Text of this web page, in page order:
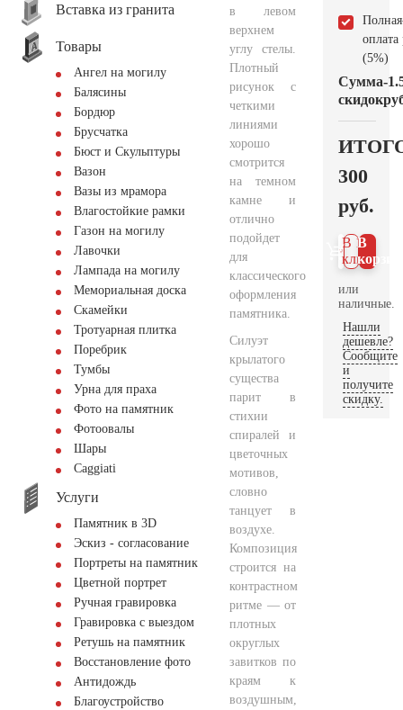
Вставка из гранита
Товары
Ангел на могилу
Балясины
Бордюр
Брусчатка
Бюст и Скульптуры
Вазон
Вазы из мрамора
Влагостойкие рамки
Газон на могилу
Лавочки
Лампада на могилу
Мемориальная доска
Скамейки
Тротуарная плитка
Поребрик
Тумбы
Урна для праха
Фото на памятник
Фотоовалы
Шары
Сaggiati
Услуги
Памятник в 3D
Эскиз - согласование
Портреты на памятник
Цветной портрет
Ручная гравировка
Гравировка с выездом
Ретушь на памятник
Восстановление фото
Антидождь
Благоустройство
в левом
верхнем
углу стелы.
Плотный
рисунок с
четкими
линиями
хорошо
смотрится
на темном
камне и
отлично
подойдет
для
классического
оформления
памятника.
Силуэт
крылатого
существа
парит в
стихии
спиралей и
цветочных
мотивов,
словно
танцует в
воздухе.
Композиция
строится на
контрастном
ритме — от
плотных
округлых
завитков по
краям к
воздушным,
Полная
оплата
(5%)
Сумма
скидок
-
300
руб.
В
В 1
клик
или
наличные.
Нашли
дешевле?
Сообщите
и
получите
скидку.